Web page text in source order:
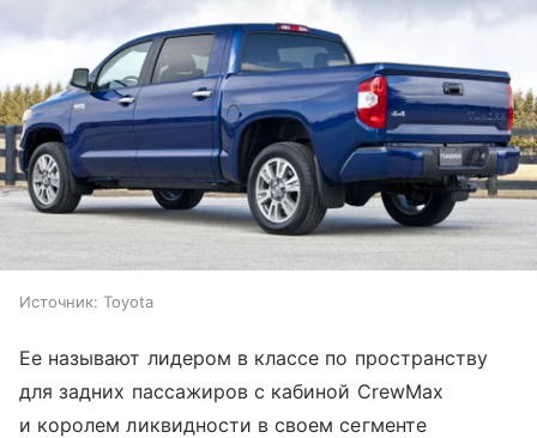
Источник: Toyota
Ее называют лидером в классе по пространству
для задних пассажиров с кабиной CrewMax
и королем ликвидности в своем сегменте